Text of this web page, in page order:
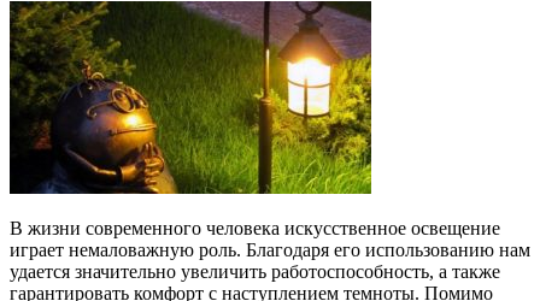
Выбираем
практичное
уличное
освещение
В жизни современного человека искусственное освещение
играет немаловажную роль. Благодаря его использованию нам
удается значительно увеличить работоспособность, а также
гарантировать комфорт с наступлением темноты. Помимо